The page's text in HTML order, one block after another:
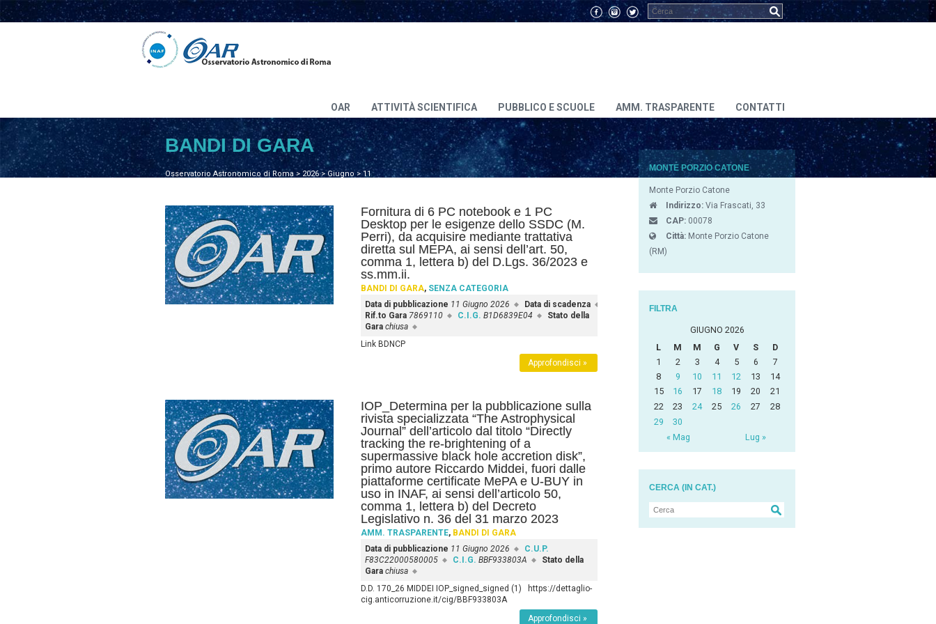
OAR ATTIVITÀ SCIENTIFICA PUBBLICO E SCUOLE AMM. TRASPARENTE CONTATTI
Osservatorio Astronomico di Roma> 2026>Giugno>11
BANDI DI GARA
Fornitura di 6 PC notebook e 1 PC
Desktop per le esigenze dello SSDC (M.
Perri), da acquisire mediante trattativa
diretta sul MEPA, ai sensi dell’art. 50,
comma 1, lettera b) del D.Lgs. 36/2023 e
ss.mm.ii.
BANDI DI GARA, SENZA CATEGORIA
Data di pubblicazione 11 Giugno 2026
Data di scadenza
Rif.to Gara 7869110 C.I.G. B1D6839E04
Stato della
Gara chiusa
Link BDNCP
Approfondisci »
IOP_Determina per la pubblicazione sulla
rivista specializzata “The Astrophysical
Journal” dell’articolo dal titolo “Directly
tracking the re-brightening of a
supermassive black hole accretion disk”,
primo autore Riccardo Middei, fuori dalle
piattaforme certificate MePA e U-BUY in
uso in INAF, ai sensi dell’articolo 50,
comma 1, lettera b) del Decreto
Legislativo n. 36 del 31 marzo 2023
AMM. TRASPARENTE, BANDI DI GARA
Data di pubblicazione 11 Giugno 2026
C.U.P.
F83C22000580005
C.I.G. BBF933803A
Stato della
Gara chiusa
D.D. 170_26 MIDDEI IOP_signed_signed (1) https://dettaglio-
cig.anticorruzione.it/cig/BBF933803A
Approfondisci »
MONTE PORZIO CATONE
Monte Porzio Catone
Indirizzo: Via Frascati, 33
CAP: 00078
Città: Monte Porzio Catone
(RM)
FILTRA
GIUGNO 2026
L
M M G V S D
« Mag Lug »
1 2 3 4 5 6
7
8
9 10 11 12 13
14
15
16 17 18 19 20
21
22
23 24 25 26 27
28
29
30
CERCA (IN CAT.)